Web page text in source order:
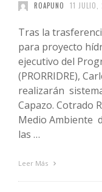
ROAPUNO 11 JULIO,
Tras la
para proyecto
ejecutivo del
(PRORRIDRE),
realizarán
Capazo. Cotrado
Medio Ambiente
las …
Leer Más